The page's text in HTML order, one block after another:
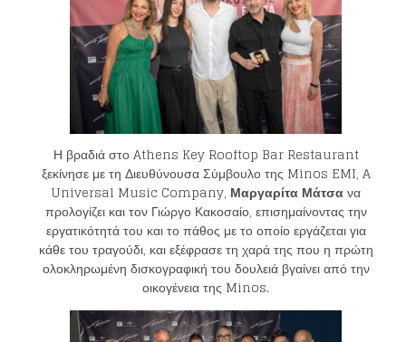
Η βραδιά στο Athens Key Rooftop Bar Restaurant
ξεκίνησε με τη Διευθύνουσα Σύμβουλο της Minos EMI, A
Universal Music Company, Μαργαρίτα Μάτσανα
προλογίζει και τον Γιώργο Κακοσαίο, επισημαίνοντας την
εργατικότητά του και το πάθος με το οποίο εργάζεται για
κάθε του τραγούδι, και εξέφρασε τη χαρά της που η πρώτη
ολοκληρωμένη δισκογραφική του δουλειά βγαίνει από την
οικογένεια της Minos.